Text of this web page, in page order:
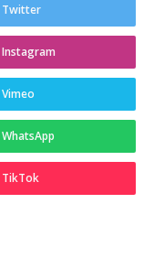
Twitter
Instagram
Vimeo
WhatsApp
TikTok